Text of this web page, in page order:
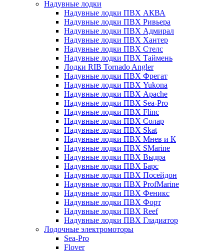
Надувные лодки
Надувные лодки ПВХ АКВА
Надувные лодки ПВХ Ривьера
Надувные лодки ПВХ Адмирал
Надувные лодки ПВХ Хантер
Надувные лодки ПВХ Стелс
Надувные лодки ПВХ Таймень
Лодки RIB Tornado Angler
Надувные лодки ПВХ Фрегат
Надувные лодки ПВХ Yukona
Надувные лодки ПВХ Apache
Надувные лодки ПВХ Sea-Pro
Надувные лодки ПВХ Flinc
Надувные лодки ПВХ Солар
Надувные лодки ПВХ Skat
Надувные лодки ПВХ Мнев и К
Надувные лодки ПВХ SMarine
Надувные лодки ПВХ Выдра
Надувные лодки ПВХ Барс
Надувные лодки ПВХ Посейдон
Надувные лодки ПВХ ProfMarine
Надувные лодки ПВХ Феникс
Надувные лодки ПВХ Форт
Надувные лодки ПВХ Reef
Надувные лодки ПВХ Гладиатор
Лодочные электромоторы
Sea-Pro
Flover